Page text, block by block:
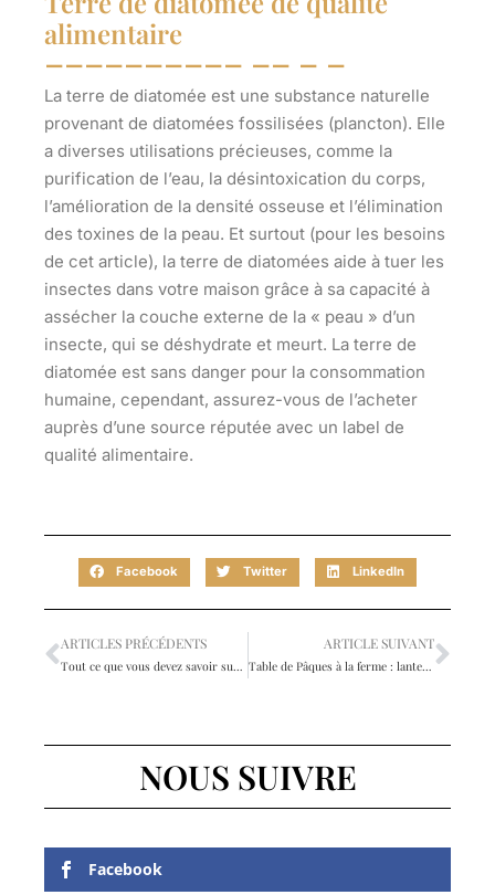
alimentaire
La terre de diatomée est une substance naturelle
provenant de diatomées fossilisées (plancton). Elle
a diverses utilisations précieuses, comme la
purification de l’eau, la désintoxication du corps,
l’amélioration de la densité osseuse et l’élimination
des toxines de la peau. Et surtout (pour les besoins
de cet article), la terre de diatomées aide à tuer les
insectes dans votre maison grâce à sa capacité à
assécher la couche externe de la « peau » d’un
insecte, qui se déshydrate et meurt. La terre de
diatomée est sans danger pour la consommation
humaine, cependant, assurez-vous de l’acheter
auprès d’une source réputée avec un label de
qualité alimentaire.
Facebook Twitter LinkedIn
ARTICLES PRÉCÉDENTS ARTICLE SUIVANT
Table de Pâques à la ferme : lanternes dorées, fleurs roses et œufs pastel
NOUS SUIVRE
Facebook